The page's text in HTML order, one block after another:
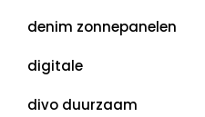
denim zonnepanelen
digitale
divo duurzaam